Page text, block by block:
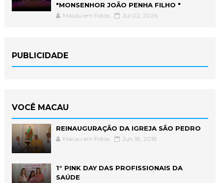
"MONSENHOR JOÃO PENHA FILHO "
Macau em Fotos Jul 02, 2026
PUBLICIDADE
VOCÊ MACAU
REINAUGURAÇÃO DA IGREJA SÃO PEDRO
Macau em Fotos Jun 18, 2018
1° PINK DAY DAS PROFISSIONAIS DA
SAÚDE